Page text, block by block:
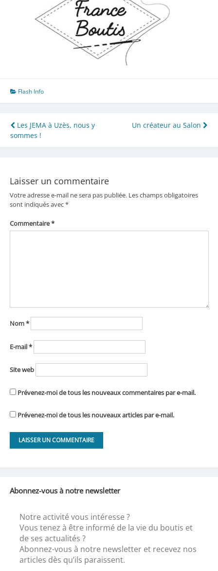
Flash Info
Navigation
de
Les JEMA à Uzès, nous y
sommes !
Un créateur au Salon
Laisser un commentaire
Votre adresse e-mail ne sera pas publiée. Les champs obligatoires
sont indiqués avec*
Commentaire*
Nom*
E-mail*
Site web
Prévenez-moi de tous les nouveaux commentaires par e-mail.
Prévenez-moi de tous les nouveaux articles par e-mail.
Abonnez-vous à notre newsletter
Notre activité vous intéresse ?
Vous tenez à être informé de la vie du boutis et
de ses actualités ?
Abonnez-vous à notre newsletter et recevez nos
articles dès qu’ils paraissent.